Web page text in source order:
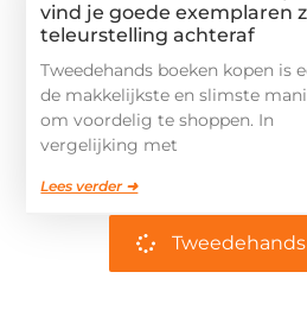
vind je goede exemplaren
teleurstelling achteraf
Tweedehands boeken kopen is
de makkelijkste en slimste
om voordelig te shoppen. In
vergelijking met
Lees verder ➜